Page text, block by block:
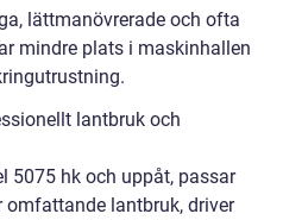
lättmanövrerade och ofta
mindre plats i maskinhallen
lantbruk och
5075 hk och uppåt, passar
omfattande lantbruk, driver